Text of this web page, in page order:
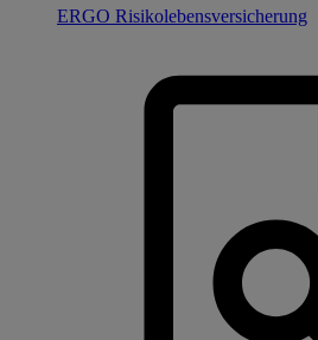
ERGO Risikolebensversicherung